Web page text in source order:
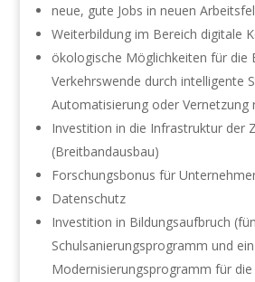
neue, gute Jobs in neuen
Weiterbildung im Bereich digitale
ökologische Möglichkeiten für die
Verkehrswende durch intelligente
Automatisierung oder Vernetzung
Investition in die Infrastruktur der
(Breitbandausbau)
Forschungsbonus für
Datenschutz
Investition in Bildungsaufbruch
Schulsanierungsprogramm und ein
Modernisierungsprogramm für